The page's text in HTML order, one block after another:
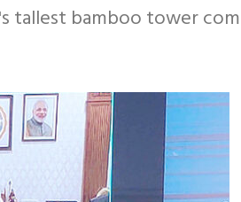
tallest bamboo tower